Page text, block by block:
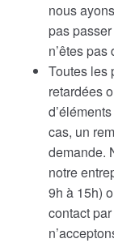
nous
pas
n’êtes
Toutes les
retardées
cas, un
demande.
notre
9h à 15h)
contact